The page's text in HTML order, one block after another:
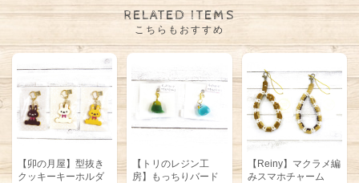
RELATED ITEMS
こちらもおすすめ
【卯の月屋】型抜き
クッキーキーホルダ
【トリのレジン工
房】もっちりバード
【Reiny】マクラメ編
みスマホチャーム